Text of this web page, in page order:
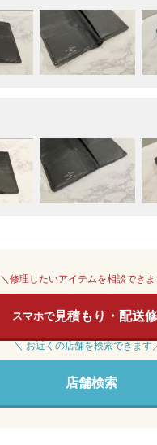
＼修理したいアイテムを相談できま
スマホで見積もり・配送
＼ お近くの店舗を検索できます
店舗検索